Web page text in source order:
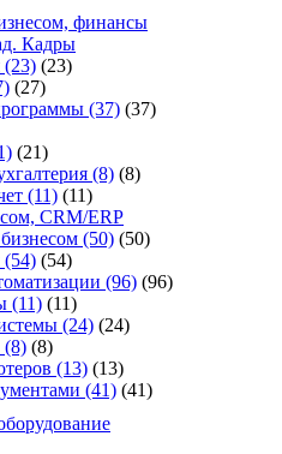
финансы
Кадры
(23) (23)
(27)
(37) (37)
(21)
(8) (8)
(11) (11)
CRM/ERP
(50) (50)
(54) (54)
(96) (96)
(11) (11)
(24) (24)
(8) (8)
(13) (13)
(41) (41)